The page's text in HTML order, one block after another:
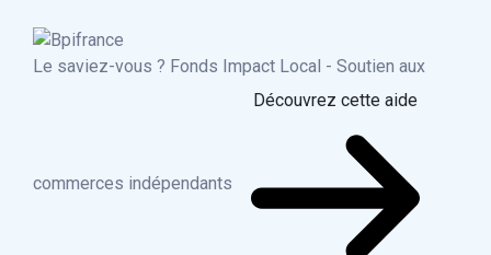
Le saviez-vous ? Fonds Impact Local - Soutien aux
commerces indépendants
Découvrez cette aide